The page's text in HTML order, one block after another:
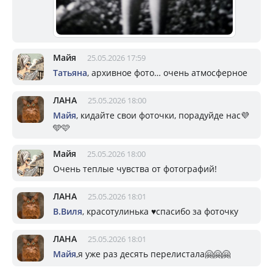
Майя 25.05.2026 17:59
Татьяна, архивное фото… очень атмосферное
ЛАНА 25.05.2026 18:00
Майя, кидайте свои фоточки, порадуйде нас💜
🩵🩷
Майя 25.05.2026 18:00
Очень теплые чувства от фотографий!
ЛАНА 25.05.2026 18:01
В.Виля, красотулинька ♥️спасибо за фоточку
ЛАНА 25.05.2026 18:01
Майя,я уже раз десять перелистала🤗🤗🤗